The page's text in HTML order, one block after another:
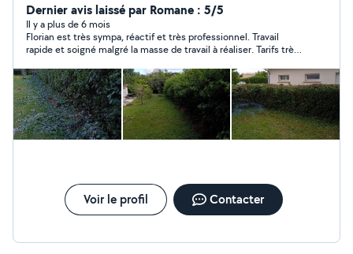
disposition pour tous vos travaux extérieurs tels que
aménagement paysager, tonte, débroussaillage, petit
élagage, abattage arbre et bien d'autres tâches que
vous pouvez nous confier. N'hésitez pas à jeter un coup
d'oeil sur notre profil Florian expert maison et jardin afin
de voir le travail que nous réalisons au quotidien. Nous
nous adapterons à l'ensemble de vos demandes. Rappel
: mon nouveau nom de société est Florian expert
maison et jardin, vous pouvez voir notre profil sur
Dernier avis laissé par Romane : 5/5
Il y a plus de 6 mois
Florian est très sympa, réactif et très professionnel. Travail
rapide et soigné malgré la masse de travail à réaliser. Tarifs très
100%.
Voir le profil Contacter